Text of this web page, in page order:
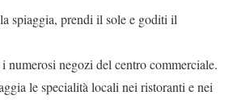
spiaggia, prendi il sole e goditi il
numerosi negozi del centro commerciale.
le specialità locali nei ristoranti e nei